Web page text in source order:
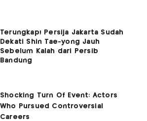
Terungkap! Persija Jakarta Sudah
Dekati Shin Tae-yong Jauh
Sebelum Kalah dari Persib
Bandung